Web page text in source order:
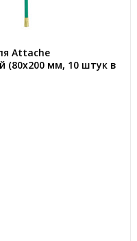
Attache
(80х200 мм, 10 штук в